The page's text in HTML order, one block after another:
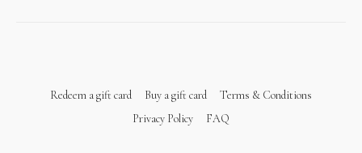
Redeem a gift card Buy a gift card
Terms & Conditions
Privacy Policy
FAQ